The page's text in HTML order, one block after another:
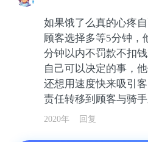
如果饿了么真的心疼
顾客选择多等5分钟，
分钟以内不罚款不扣
自己可以决定的事，
还想用速度快来吸引
责任转移到顾客与骑手
2020年 回复